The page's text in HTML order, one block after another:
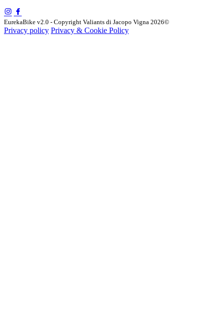
EurekaBike v2.0 - Copyright Valiants di Jacopo Vigna 2026©
Privacy policy Privacy & Cookie Policy